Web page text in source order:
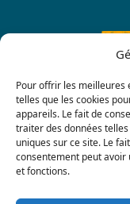
Pour offrir les meilleures
telles que les cookies
appareils. Le fait de
traiter des données
uniques sur ce site. Le
consentement peut
et fonctions.